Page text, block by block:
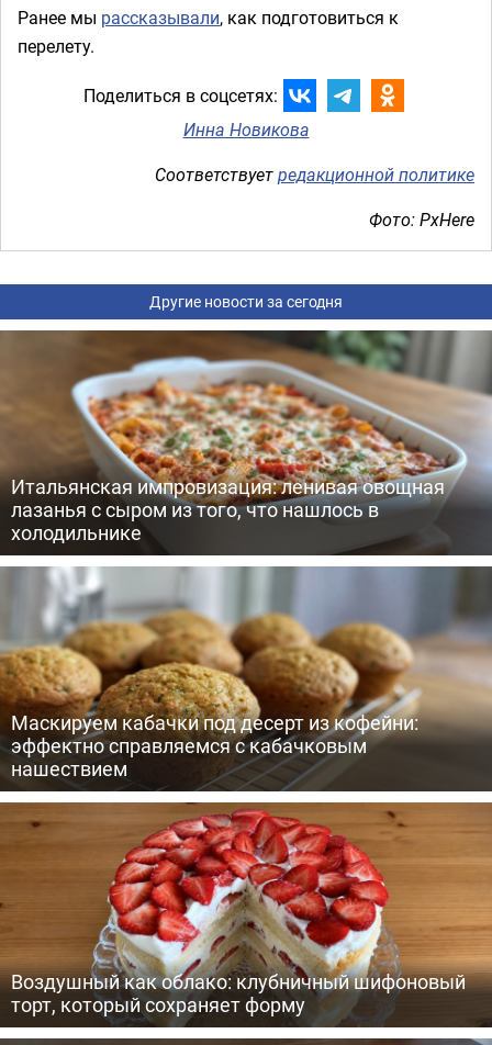
Ранее мы рассказывали, как подготовиться к
перелету.
Поделиться в соцсетях:
Инна Новикова
Соответствуетредакционной политике
Фото: PxHere
Другие новости за сегодня
Итальянская импровизация: ленивая овощная
лазанья с сыром из того, что нашлось в
холодильнике
Маскируем кабачки под десерт из кофейни:
эффектно справляемся с кабачковым
нашествием
Воздушный как облако: клубничный шифоновый
торт, который сохраняет форму